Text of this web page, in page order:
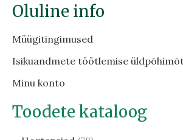
Oluline info
Müügitingimused
Isikuandmete töötlemise
Minu konto
Toodete kataloog